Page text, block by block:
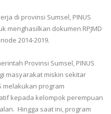
di provinsi Sumsel, PINUS
menghasilkan dokumen RPJMD
2014-2019.
Provinsi Sumsel, PINUS
masyarakat miskin sekitar
melakukan program
kepada kelompok perempuan
Hingga saat ini, program